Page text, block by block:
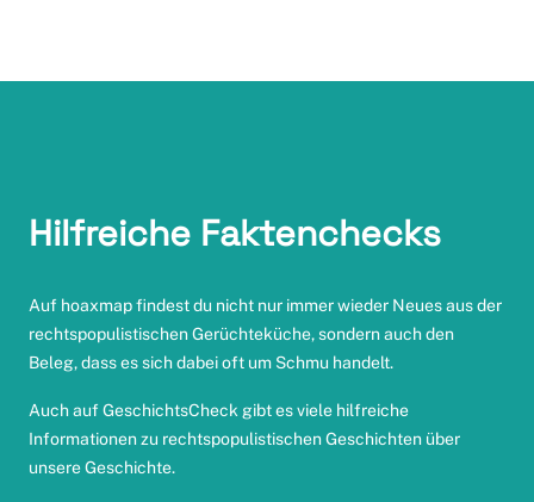
Hilfreiche Faktenchecks
Auf hoaxmapfindest du nicht nur immer wieder Neues aus der
rechtspopulistischen Gerüchteküche, sondern auch den
Beleg, dass es sich dabei oft um Schmu handelt.
Auch aufGeschichtsCheck gibt es viele hilfreiche
Informationen zu rechtspopulistischen Geschichten über
unsere Geschichte.